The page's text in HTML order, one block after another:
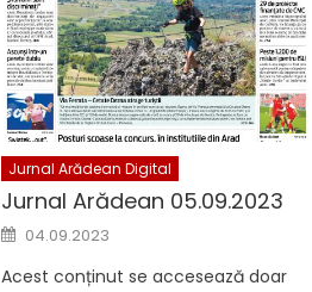
Jurnal Arădean Digital
Jurnal Arădean 05.09.2023
Posted on
04.09.2023
Acest conținut se accesează doar
Jurnal Arădean Digital
Jurnal Arădean 04.08.2026